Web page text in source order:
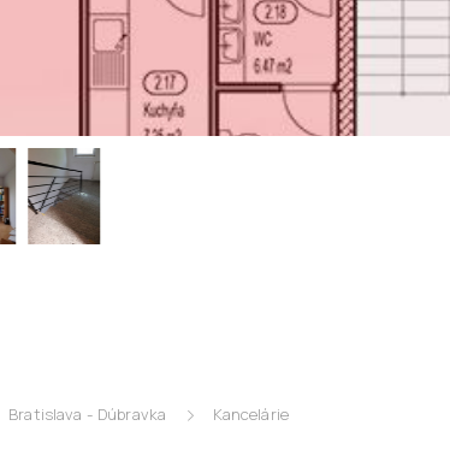
Bratislava - Dúbravka Kancelárie